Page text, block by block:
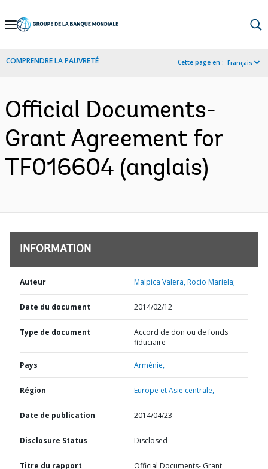
Skip
Navigation
COMPRENDRE LA PAUVRETÉ Cette page en : Français
Official Documents-
Grant Agreement for
TF016604 (anglais)
INFORMATION
Auteur Malpica Valera, Rocio Mariela;
Date du document 2014/02/12
Type de document
Accord de don ou de fonds
fiduciaire
Pays Arménie,
Région Europe et Asie centrale,
Date de publication 2014/04/23
Disclosure Status Disclosed
Titre du rapport
Official Documents- Grant